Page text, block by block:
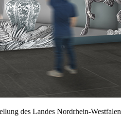
des Landes Nordrhein-Westfalen